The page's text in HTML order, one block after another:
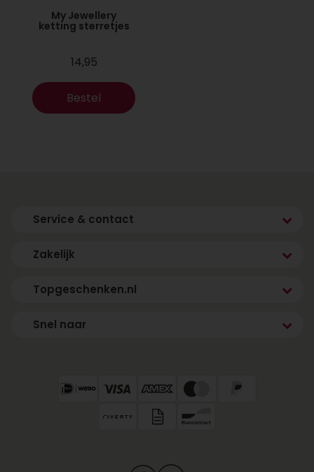
My Jewellery
ketting sterretjes
14,95
Bestel
Service & contact
Zakelijk
Topgeschenken.nl
Snel naar